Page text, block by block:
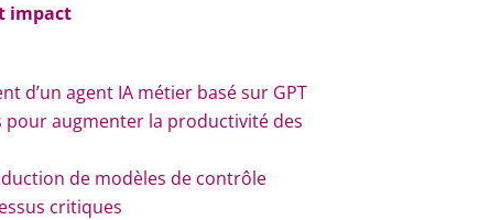
impact
d’un agent IA métier basé sur GPT
augmenter la productivité des
de modèles de contrôle
critiques